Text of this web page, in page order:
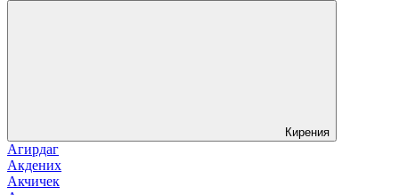
Кирения
Агирдаг
Акдених
Акчичек